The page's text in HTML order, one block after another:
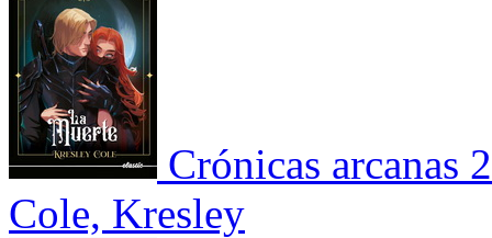
Crónicas arcanas
Cole, Kresley